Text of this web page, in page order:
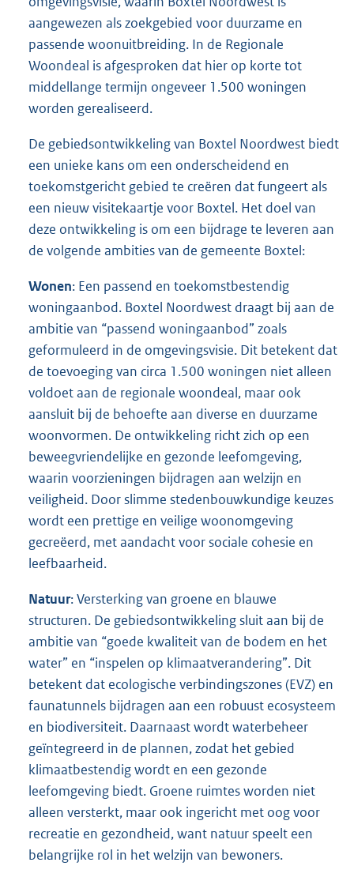
aangewezen als zoekgebied voor duurzame en
passende woonuitbreiding. In de Regionale
Woondeal is afgesproken dat hier op korte tot
middellange termijn ongeveer 1.500 woningen
worden gerealiseerd.
De gebiedsontwikkeling van Boxtel Noordwest biedt
een unieke kans om een onderscheidend en
toekomstgericht gebied te creëren dat fungeert als
een nieuw visitekaartje voor Boxtel. Het doel van
deze ontwikkeling is om een bijdrage te leveren aan
de volgende ambities van de gemeente Boxtel:
Wonen: Een passend en toekomstbestendig
woningaanbod. Boxtel Noordwest draagt bij aan de
ambitie van “passend woningaanbod” zoals
geformuleerd in de omgevingsvisie. Dit betekent dat
de toevoeging van circa 1.500 woningen niet alleen
voldoet aan de regionale woondeal, maar ook
aansluit bij de behoefte aan diverse en duurzame
woonvormen. De ontwikkeling richt zich op een
beweegvriendelijke en gezonde leefomgeving,
waarin voorzieningen bijdragen aan welzijn en
veiligheid. Door slimme stedenbouwkundige keuzes
wordt een prettige en veilige woonomgeving
gecreëerd, met aandacht voor sociale cohesie en
leefbaarheid.
Natuur: Versterking van groene en blauwe
structuren. De gebiedsontwikkeling sluit aan bij de
ambitie van “goede kwaliteit van de bodem en het
water” en “inspelen op klimaatverandering”. Dit
betekent dat ecologische verbindingszones (EVZ) en
faunatunnels bijdragen aan een robuust ecosysteem
en biodiversiteit. Daarnaast wordt waterbeheer
geïntegreerd in de plannen, zodat het gebied
klimaatbestendig wordt en een gezonde
leefomgeving biedt. Groene ruimtes worden niet
alleen versterkt, maar ook ingericht met oog voor
recreatie en gezondheid, want natuur speelt een
belangrijke rol in het welzijn van bewoners.